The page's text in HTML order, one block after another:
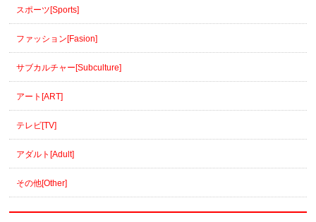
スポーツ[Sports]
ファッション[Fasion]
サブカルチャー[Subculture]
アート[ART]
テレビ[TV]
アダルト[Adult]
その他[Other]